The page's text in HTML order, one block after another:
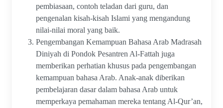
pembiasaan, contoh teladan dari guru, dan
pengenalan kisah-kisah Islami yang mengandung
nilai-nilai moral yang baik.
Pengembangan Kemampuan Bahasa Arab Madrasah
Diniyah di Pondok Pesantren Al-Fattah juga
memberikan perhatian khusus pada pengembangan
kemampuan bahasa Arab. Anak-anak diberikan
pembelajaran dasar dalam bahasa Arab untuk
memperkaya pemahaman mereka tentang Al-Qur’an,